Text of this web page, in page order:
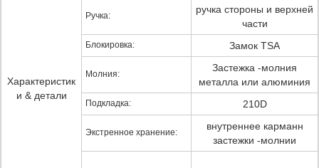
Характеристик
и & детали
Ручка:
ручка стороны и верхней
части
Блокировка: Замок TSA
Молния:
Застежка -молния
металла или алюминия
Подкладка: 210D
Экстренное хранение:
внутреннее карманн
застежки -молнии